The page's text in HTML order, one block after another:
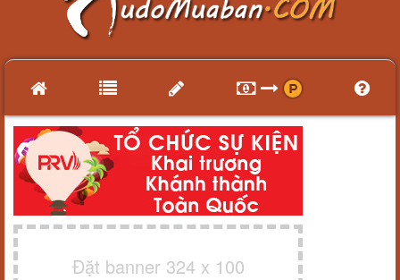
Đặt banner 324 x 100